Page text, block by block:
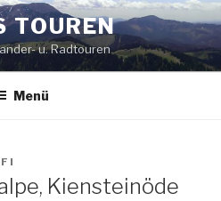
TOUREN
u. Radtouren
Menü
Kiensteinöde